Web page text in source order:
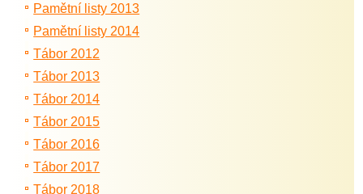
Pamětní listy 2013
Pamětní listy 2014
Tábor 2012
Tábor 2013
Tábor 2014
Tábor 2015
Tábor 2016
Tábor 2017
Tábor 2018